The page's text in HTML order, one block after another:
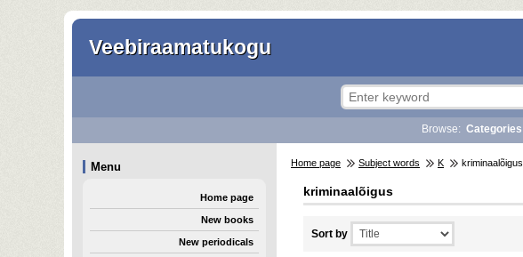
Veebiraamatukogu
Browse: Categories
Menu
Home page
New books
New periodicals
Home page Subject words K kriminaalõigus
kriminaalõigus
Sort by